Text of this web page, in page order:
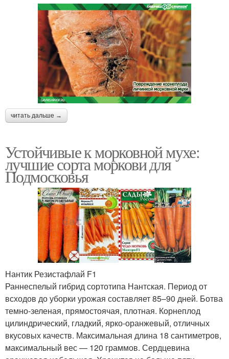
читать дальше →
Устойчивые к морковной мухе:
лучшие сорта моркови для
Подмосковья
Нантик Резистафлай F1
Раннеспелый гибрид сортотипа Нантская. Период от
всходов до уборки урожая составляет 85–90 дней. Ботва
темно-зеленая, прямостоячая, плотная. Корнеплод
цилиндрический, гладкий, ярко-оранжевый, отличных
вкусовых качеств. Максимальная длина 18 сантиметров,
максимальный вес — 120 граммов. Сердцевина